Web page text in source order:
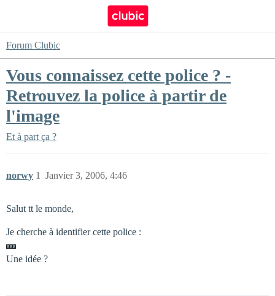
Forum Clubic
Vous connaissez cette police ? -
Retrouvez la police à partir de
l'image
Et à part ça ?
norwy Janvier 3, 2006, 4:46
1
Salut tt le monde,
Je cherche à identifier cette police :
Une idée ?